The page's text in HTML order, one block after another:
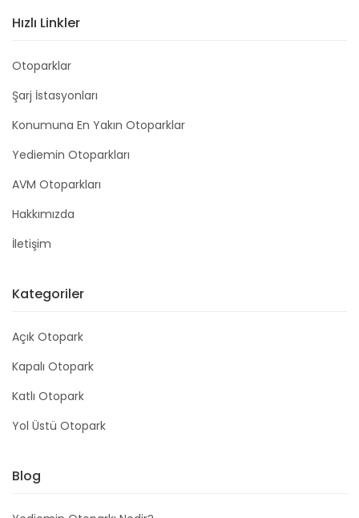
Hızlı Linkler
Otoparklar
Şarj İstasyonları
Konumuna En Yakın Otoparklar
Yediemin Otoparkları
AVM Otoparkları
Hakkımızda
İletişim
Kategoriler
Açık Otopark
Kapalı Otopark
Katlı Otopark
Yol Üstü Otopark
Blog